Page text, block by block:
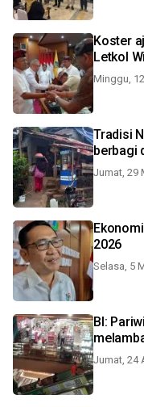
Koster
Letkol
Minggu,
Tradisi
berbagi
Jumat, 29
2026
Selasa, 5
BI:
Jumat, 24